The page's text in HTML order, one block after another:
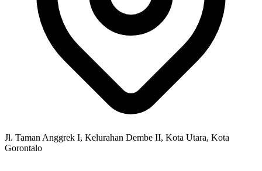
Jl. Taman Anggrek I, Kelurahan Dembe II, Kota Utara, Kota
Gorontalo